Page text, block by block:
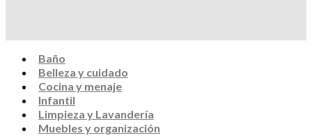
Baño
Belleza y cuidado
Cocina y menaje
Infantil
Limpieza y Lavandería
Muebles y organización